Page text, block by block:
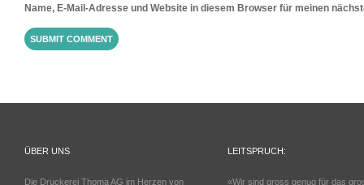
Name, E-Mail-Adresse und Website in diesem Browser für meinen
ÜBER UNS
Die Druckerei Thoma AG im Herzen von
LEITSPRUCH:
«Wir sind gross genug für das